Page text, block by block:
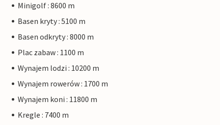
Minigolf : 8600 m
Basen kryty : 5100 m
Basen odkryty : 8000 m
Plac zabaw : 1100 m
Wynajem lodzi : 10200 m
Wynajem rowerów : 1700 m
Wynajem koni : 11800 m
Kregle : 7400 m